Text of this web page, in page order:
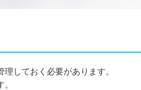
しておく必要があります。